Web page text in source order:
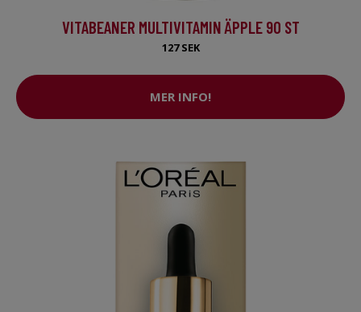
VITABEANER MULTIVITAMIN ÄPPLE 90 ST
127 SEK
MER INFO!